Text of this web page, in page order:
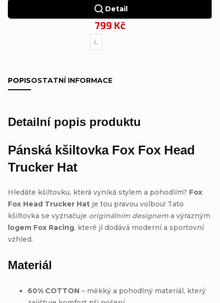
799 Kč
Detail
L
POPISOSTATNÍ INFORMACE
Detailní popis produktu
Pánská kšiltovka Fox Fox Head
Trucker Hat
Hledáte kšiltovku, která vyniká stylem a pohodlím? Fox
Fox Head Trucker Hat je tou pravou volbou! Tato
kšiltovka se vyznačuje originálním designem a výrazným
logem Fox Racing, které jí dodává moderní a sportovní
vzhled.
Materiál
60% COTTON – měkký a pohodlný materiál, který